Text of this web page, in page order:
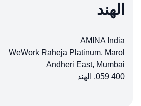
الهند
AMINA India
WeWork Raheja Platinum, Marol
Andheri East, Mumbai
400 059, الهند